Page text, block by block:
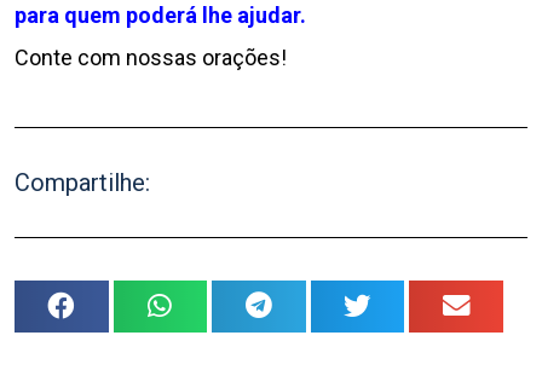
para quem poderá lhe ajudar.
Conte com nossas orações!
Compartilhe: